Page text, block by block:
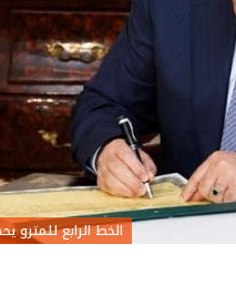
الخط الرابع للمترو